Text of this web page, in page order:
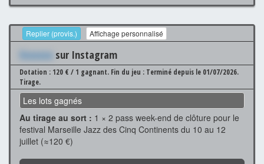
Replier (provis.) Affichage personnalisé
Xxxxxxx sur Instagram
Dotation : 120 € / 1 gagnant. Fin du jeu : Terminé depuis le 01/07/2026.
Tirage.
Les lots gagnés
Au tirage au sort : 1 × 2 pass week-end de clôture pour le
festival Marseille Jazz des Cinq Continents du 10 au 12
juillet (≈120 €)